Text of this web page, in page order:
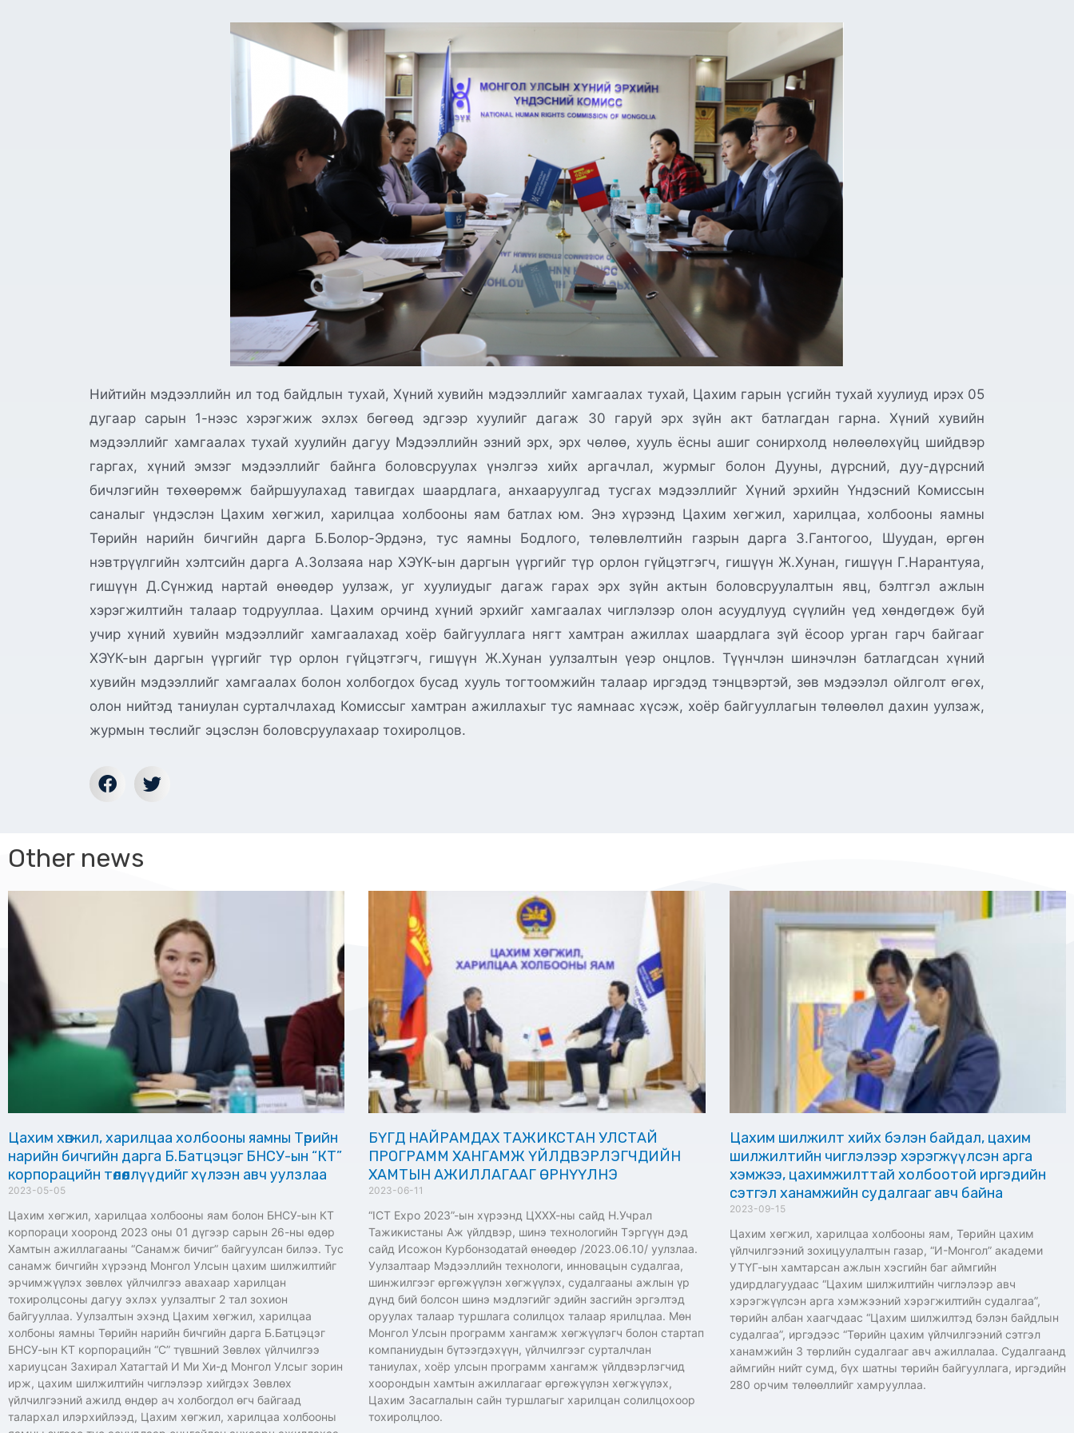
Нийтийн мэдээллийн ил тод байдлын тухай, Хүний хувийн мэдээллийг хамгаалах тухай, Цахим гарын үсгийн тухай хуулиуд ирэх 05
дугаар сарын 1-нээс хэрэгжиж эхлэх бөгөөд эдгээр хуулийг дагаж 30 гаруй эрх зүйн акт батлагдан гарна. Хүний хувийн
мэдээллийг хамгаалах тухай хуулийн дагуу Мэдээллийн эзний эрх, эрх чөлөө, хууль ёсны ашиг сонирхолд нөлөөлөхүйц шийдвэр
гаргах, хүний эмзэг мэдээллийг байнга боловсруулах үнэлгээ хийх аргачлал, журмыг болон Дууны, дүрсний, дуу-дүрсний
бичлэгийн төхөөрөмж байршуулахад тавигдах шаардлага, анхааруулгад тусгах мэдээллийг Хүний эрхийн Үндэсний Комиссын
саналыг үндэслэн Цахим хөгжил, харилцаа холбооны яам батлах юм. Энэ хүрээнд Цахим хөгжил, харилцаа, холбооны яамны
Төрийн нарийн бичгийн дарга Б.Болор-Эрдэнэ, тус яамны Бодлого, төлөвлөлтийн газрын дарга З.Гантогоо, Шуудан, өргөн
нэвтрүүлгийн хэлтсийн дарга А.Золзаяа нар ХЭҮК-ын даргын үүргийг түр орлон гүйцэтгэгч, гишүүн Ж.Хунан, гишүүн Г.Нарантуяа,
гишүүн Д.Сүнжид нартай өнөөдөр уулзаж, уг хуулиудыг дагаж гарах эрх зүйн актын боловсруулалтын явц, бэлтгэл ажлын
хэрэгжилтийн талаар тодрууллаа. Цахим орчинд хүний эрхийг хамгаалах чиглэлээр олон асуудлууд сүүлийн үед хөндөгдөж буй
учир хүний хувийн мэдээллийг хамгаалахад хоёр байгууллага нягт хамтран ажиллах шаардлага зүй ёсоор урган гарч байгааг
ХЭҮК-ын даргын үүргийг түр орлон гүйцэтгэгч, гишүүн Ж.Хунан уулзалтын үеэр онцлов. Түүнчлэн шинэчлэн батлагдсан хүний
хувийн мэдээллийг хамгаалах болон холбогдох бусад хууль тогтоомжийн талаар иргэдэд тэнцвэртэй, зөв мэдээлэл ойлголт өгөх,
олон нийтэд таниулан сурталчлахад Комиссыг хамтран ажиллахыг тус яамнаас хүсэж, хоёр байгууллагын төлөөлөл дахин уулзаж,
журмын төслийг эцэслэн боловсруулахаар тохиролцов.
Other news
Цахим хөгжил, харилцаа холбооны яамны Төрийн
нарийн бичгийн дарга Б.Батцэцэг БНСУ-ын “КТ”
корпорацийн төлөөллүүдийг хүлээн авч уулзлаа
2023-05-05
Цахим хөгжил, харилцаа холбооны яам болон БНСУ-ын КТ
корпораци хооронд 2023 оны 01 дүгээр сарын 26-ны өдөр
Хамтын ажиллагааны “Санамж бичиг” байгуулсан билээ. Тус
санамж бичгийн хүрээнд Монгол Улсын цахим шилжилтийг
эрчимжүүлэх зөвлөх үйлчилгээ авахаар харилцан
тохиролцсоны дагуу эхлэх уулзалтыг 2 тал зохион
байгууллаа. Уулзалтын эхэнд Цахим хөгжил, харилцаа
холбоны яамны Төрийн нарийн бичгийн дарга Б.Батцэцэг
БНСУ-ын КТ корпорацийн “С” түвшний Зөвлөх үйлчилгээ
хариуцсан Захирал Хатагтай И Ми Хи-д Монгол Улсыг зорин
ирж, цахим шилжилтийн чиглэлээр хийгдэх Зөвлөх
үйлчилгээний ажилд өндөр ач холбогдол өгч байгаад
талархал илэрхийлээд, Цахим хөгжил, харилцаа холбооны
БҮГД НАЙРАМДАХ ТАЖИКСТАН УЛСТАЙ
ПРОГРАММ ХАНГАМЖ ҮЙЛДВЭРЛЭГЧДИЙН
ХАМТЫН АЖИЛЛАГААГ ӨРНҮҮЛНЭ
2023-06-11
“ICT Expo 2023”-ын хүрээнд ЦХХХ-ны сайд Н.Учрал
Тажикистаны Аж үйлдвэр, шинэ технологийн Тэргүүн дэд
сайд Исожон Курбонзодатай өнөөдөр /2023.06.10/ уулзлаа.
Уулзалтаар Мэдээллийн технологи, инновацын судалгаа,
шинжилгээг өргөжүүлэн хөгжүүлэх, судалгааны ажлын үр
дүнд бий болсон шинэ мэдлэгийг эдийн засгийн эргэлтэд
оруулах талаар туршлага солилцох талаар ярилцлаа. Мөн
Монгол Улсын программ хангамж хөгжүүлэгч болон стартап
компаниудын бүтээгдэхүүн, үйлчилгээг сурталчлан
таниулах, хоёр улсын программ хангамж үйлдвэрлэгчид
хоорондын хамтын ажиллагааг өргөжүүлэн хөгжүүлэх,
Цахим Засаглалын сайн туршлагыг харилцан солилцохоор
тохиролцлоо.
Цахим шилжилт хийх бэлэн байдал, цахим
шилжилтийн чиглэлээр хэрэгжүүлсэн арга
хэмжээ, цахимжилттай холбоотой иргэдийн
сэтгэл ханамжийн судалгааг авч байна
2023-09-15
Цахим хөгжил, харилцаа холбооны яам, Төрийн цахим
үйлчилгээний зохицуулалтын газар, “И-Монгол” академи
УТҮГ-ын хамтарсан ажлын хэсгийн баг аймгийн
удирдлагуудаас “Цахим шилжилтийн чиглэлээр авч
хэрэгжүүлсэн арга хэмжээний хэрэгжилтийн судалгаа”,
төрийн албан хаагчдаас “Цахим шилжилтэд бэлэн байдлын
судалгаа”, иргэдээс “Төрийн цахим үйлчилгээний сэтгэл
ханамжийн 3 төрлийн судалгааг авч ажиллалаа. Судалгаанд
аймгийн нийт сумд, бүх шатны төрийн байгууллага, иргэдийн
280 орчим төлөөллийг хамрууллаа.